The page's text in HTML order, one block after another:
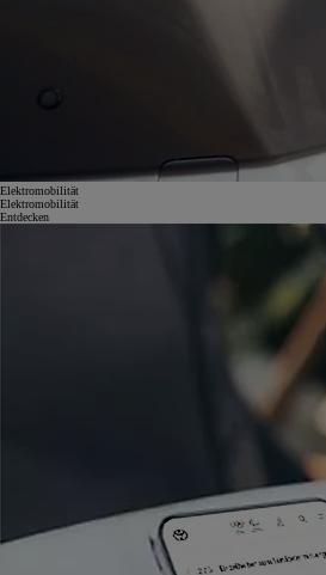
Elektromobilität
Elektromobilität
Entdecken